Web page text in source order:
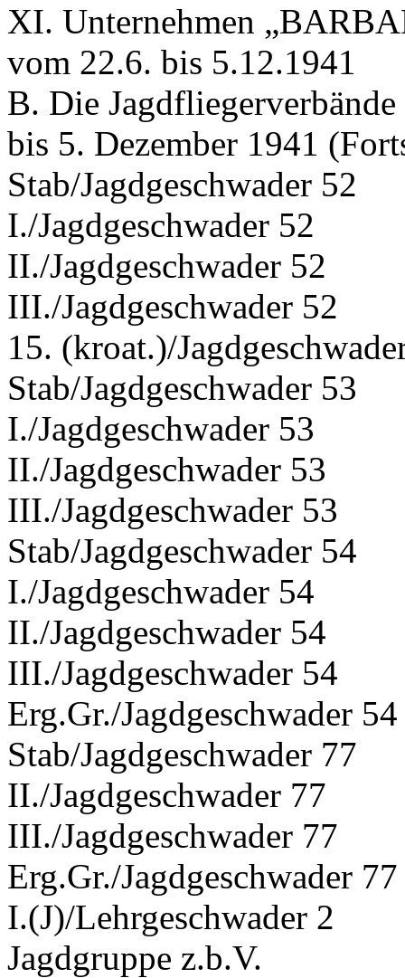
XI. Unternehmen
vom 22.6. bis 5.12.1941
B. Die
bis 5. Dezember 1941
Stab/Jagdgeschwader 52
I./Jagdgeschwader 52
II./Jagdgeschwader 52
III./Jagdgeschwader 52
15. (kroat.)/
Stab/Jagdgeschwader 53
I./Jagdgeschwader 53
II./Jagdgeschwader 53
III./Jagdgeschwader 53
Stab/Jagdgeschwader 54
I./Jagdgeschwader 54
II./Jagdgeschwader 54
III./Jagdgeschwader 54
Erg.Gr./Jagdgeschwader 54
Stab/Jagdgeschwader 77
II./Jagdgeschwader 77
III./Jagdgeschwader 77
Erg.Gr./Jagdgeschwader 77
I.(J)/Lehrgeschwader 2
Jagdgruppe z.b.V.